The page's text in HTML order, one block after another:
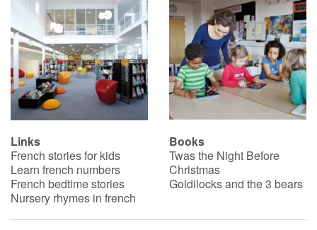
Links
French stories for kids
Learn french numbers
French bedtime stories
Nursery rhymes in french
Books
Twas the Night Before
Christmas
Goldilocks and the 3 bears